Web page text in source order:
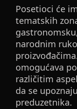
Posetioci će
tematskih
narodnim
omogućava
različitim
da se
preduzetnika.